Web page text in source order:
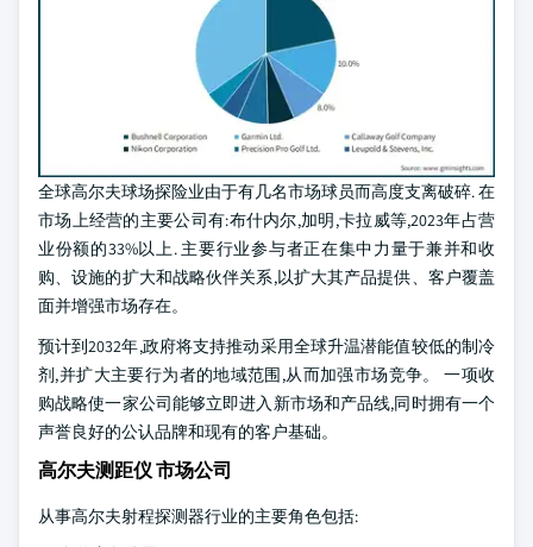
全球高尔夫球场探险业由于有几名市场球员而高度支离破碎. 在
市场上经营的主要公司有:布什内尔,加明,卡拉威等,2023年占营
业份额的33%以上. 主要行业参与者正在集中力量于兼并和收
购、设施的扩大和战略伙伴关系,以扩大其产品提供、客户覆盖
面并增强市场存在。
预计到2032年,政府将支持推动采用全球升温潜能值较低的制冷
剂,并扩大主要行为者的地域范围,从而加强市场竞争。 一项收
购战略使一家公司能够立即进入新市场和产品线,同时拥有一个
声誉良好的公认品牌和现有的客户基础。
高尔夫测距仪 市场公司
从事高尔夫射程探测器行业的主要角色包括: